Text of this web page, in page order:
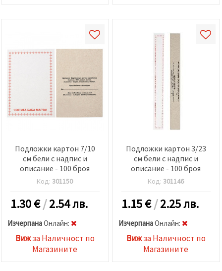
предпочитанията
"Настройки",
вид
"бисквитки"
и кликнеш
бутона
"Запази"
Приеми
на
бисквитките
Подложки картон 7/10
см бели с надпис и
описание - 100 броя
Код:301150
1.30€/2.54 лв.
ИзчерпанаOнлайн:
Вижза Наличност по
Магазините
Подложки картон 3/23
см бели с надпис и
описание - 100 броя
Код:301146
1.15€/2.25 лв.
ИзчерпанаOнлайн:
Вижза Наличност по
Магазините